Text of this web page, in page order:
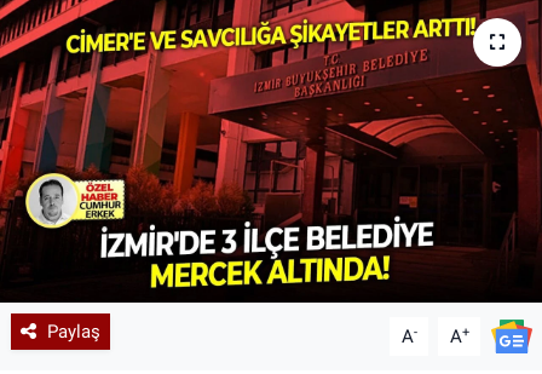
Paylaş A- A+